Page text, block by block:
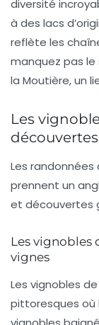
diversité
à des lacs
reflète les
manquez pas le
la Moutière, un
Les
découvertes
Les randonnées
prennent un
et découvertes
Les vignobles
vignes
Les vignobles
pittoresques où